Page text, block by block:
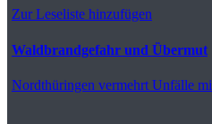
Zur Leseliste hinzufügen
Waldbrandgefahr und Übermut
Nordthüringen vermehrt Unfälle